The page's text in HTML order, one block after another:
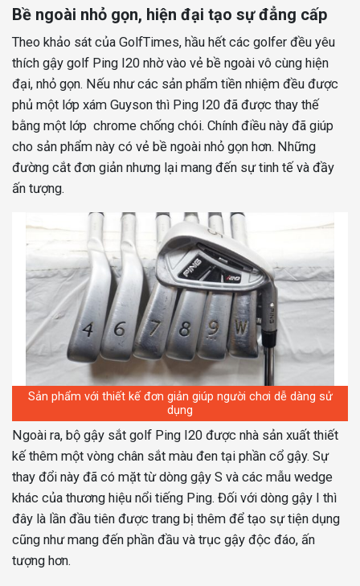
Bề ngoài nhỏ gọn, hiện đại tạo sự đẳng cấp
Theo khảo sát của GolfTimes, hầu hết các golfer đều yêu
thích gậy golf Ping I20 nhờ vào vẻ bề ngoài vô cùng hiện
đại, nhỏ gọn. Nếu như các sản phẩm tiền nhiệm đều được
phủ một lớp xám Guyson thì Ping I20 đã được thay thế
bằng một lớp chrome chống chói. Chính điều này đã giúp
cho sản phẩm này có vẻ bề ngoài nhỏ gọn hơn. Những
đường cắt đơn giản nhưng lại mang đến sự tinh tế và đầy
ấn tượng.
Sản phẩm với thiết kế đơn giản giúp người chơi dễ dàng sử
dụng
Ngoài ra, bộ gậy sắt golf Ping I20 được nhà sản xuất thiết
kế thêm một vòng chân sắt màu đen tại phần cổ gậy. Sự
thay đổi này đã có mặt từ dòng gậy S và các mẫu wedge
khác của thương hiệu nổi tiếng Ping. Đối với dòng gậy I thì
đây là lần đầu tiên được trang bị thêm để tạo sự tiện dụng
cũng như mang đến phần đầu và trục gậy độc đáo, ấn
tượng hơn.